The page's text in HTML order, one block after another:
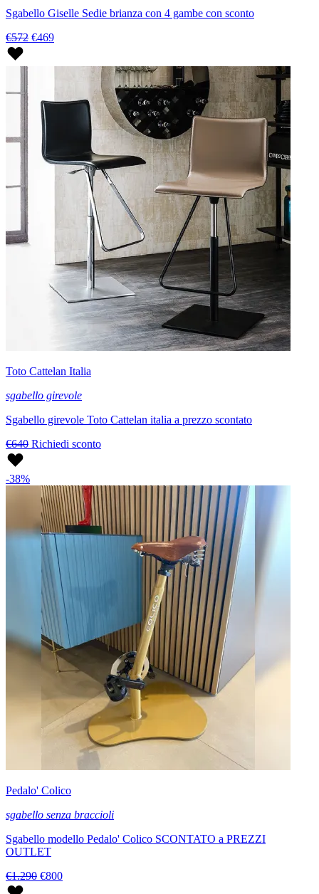
Sgabello Giselle Sedie brianza con 4 gambe con sconto
€572 €469
Toto Cattelan Italia
sgabello girevole
Sgabello girevole Toto Cattelan italia a prezzo scontato
€640 Richiedi sconto
-38%
Pedalo' Colico
sgabello senza braccioli
Sgabello modello Pedalo' Colico SCONTATO a PREZZI
OUTLET
€1.290 €800